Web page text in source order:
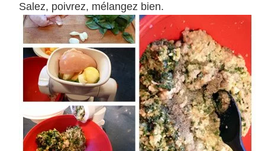
Salez, poivrez, mélangez bien.